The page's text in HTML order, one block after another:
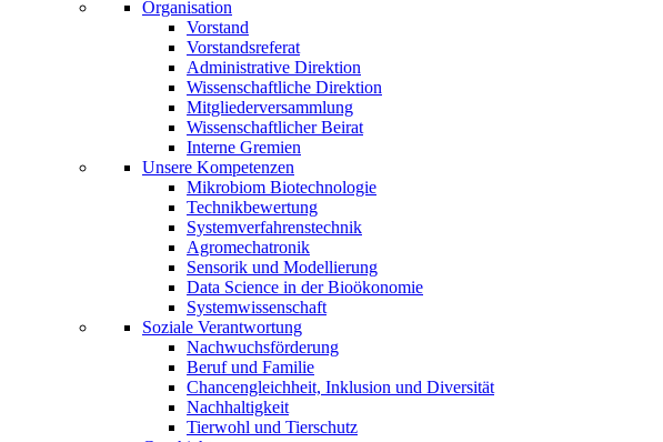
Organisation
Vorstand
Vorstandsreferat
Administrative Direktion
Wissenschaftliche Direktion
Mitgliederversammlung
Wissenschaftlicher Beirat
Interne Gremien
Unsere Kompetenzen
Mikrobiom Biotechnologie
Technikbewertung
Systemverfahrenstechnik
Agromechatronik
Sensorik und Modellierung
Data Science in der Bioökonomie
Systemwissenschaft
Soziale Verantwortung
Nachwuchsförderung
Beruf und Familie
Chancengleichheit, Inklusion und Diversität
Nachhaltigkeit
Tierwohl und Tierschutz